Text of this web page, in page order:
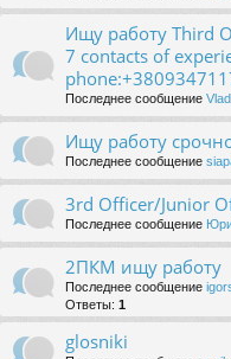
Ищу работу Third
7 contacts of
Последнее сообщение
Ищу работу
Последнее сообщение
3rd Officer/Junior
Последнее сообщение
2ПКМ ищу работу
Последнее сообщение
Ответы: 1
glosniki